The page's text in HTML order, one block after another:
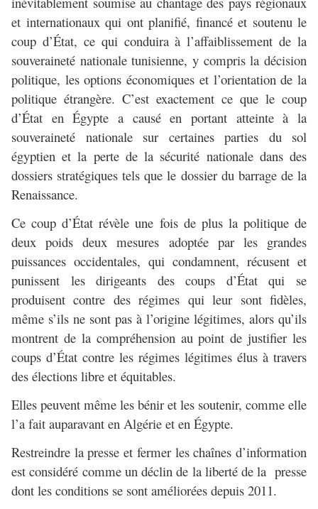
et internationaux qui ont planifié, financé et soutenu le
coup d’État, ce qui conduira à l’affaiblissement de la
souveraineté nationale tunisienne, y compris la décision
politique, les options économiques et l’orientation de la
politique étrangère. C’est exactement ce que le coup
d’État en Égypte a causé en portant atteinte à la
souveraineté nationale sur certaines parties du sol
égyptien et la perte de la sécurité nationale dans des
dossiers stratégiques tels que le dossier du barrage de la
Renaissance.
Ce coup d’État révèle une fois de plus la politique de
deux poids deux mesures adoptée par les grandes
puissances occidentales, qui condamnent, récusent et
punissent les dirigeants des coups d’État qui se
produisent contre des régimes qui leur sont fidèles,
même s’ils ne sont pas à l’origine légitimes, alors qu’ils
montrent de la compréhension au point de justifier les
coups d’État contre les régimes légitimes élus à travers
des élections libre et équitables.
Elles peuvent même les bénir et les soutenir, comme elle
l’a fait auparavant en Algérie et en Égypte.
Restreindre la presse et fermer les chaînes d’information
est considéré comme un déclin de la liberté de la presse
dont les conditions se sont améliorées depuis 2011.